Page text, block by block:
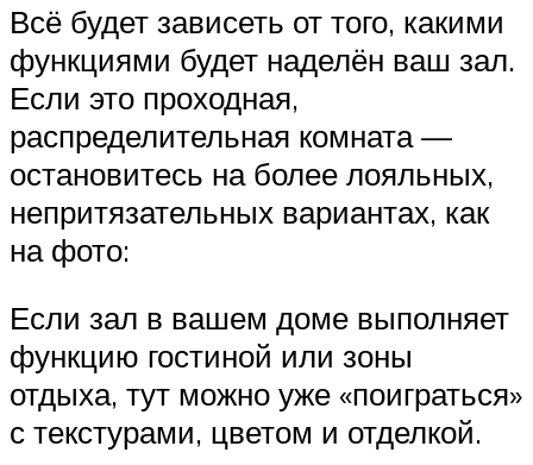
Всё будет зависеть от того, какими
функциями будет наделён ваш зал.
Если это проходная,
распределительная комната —
остановитесь на более лояльных,
непритязательных вариантах, как
на фото:
Если зал в вашем доме выполняет
функцию гостиной или зоны
отдыха, тут можно уже «поиграться»
с текстурами, цветом и отделкой.